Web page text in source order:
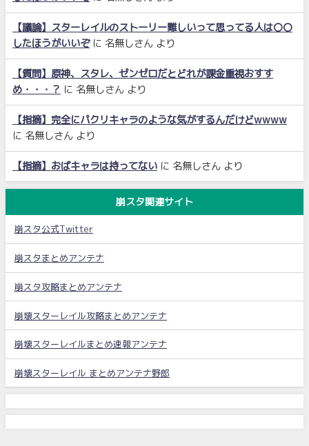
【議論】スターレイルのストーリー難しいって思ってる人は〇〇
したほうがいいぞに 名無しさん より
【質問】原神、スタレ、ゼンゼロだとどれが課金重視おすす
め・・・？ に 名無しさん より
【指摘】完全にパクリキャラのような気がするんだけどwwww
に 名無しさん より
【指摘】おばキャラは持ってない に 名無しさん より
崩スタ関連サイト
崩スタ公式Twitter
崩スタまとめアンテナ
崩スタ攻略まとめアンテナ
崩壊スターレイル攻略まとめアンテナ
崩壊スターレイルまとめ速報アンテナ
崩壊スターレイル まとめアンテナ野郎